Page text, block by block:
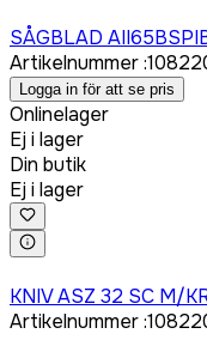
SÅGBLAD
Artikelnummer:
Logga in för att se pris
Onlinelager
Ej i lager
Din butik
Ej i lager
KNIV ASZ 32 SC M/
Artikelnummer: